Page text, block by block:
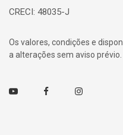
CRECI: 48035-J
Os valores, condições e
a alterações sem aviso prévio.
Youtube FacebookInstagram